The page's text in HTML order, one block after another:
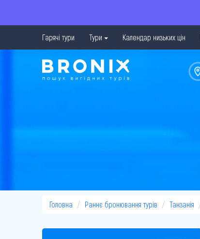
Гарячі тури Тури Календар низьких цін
Головна Раннє бронювання турів Танзанія